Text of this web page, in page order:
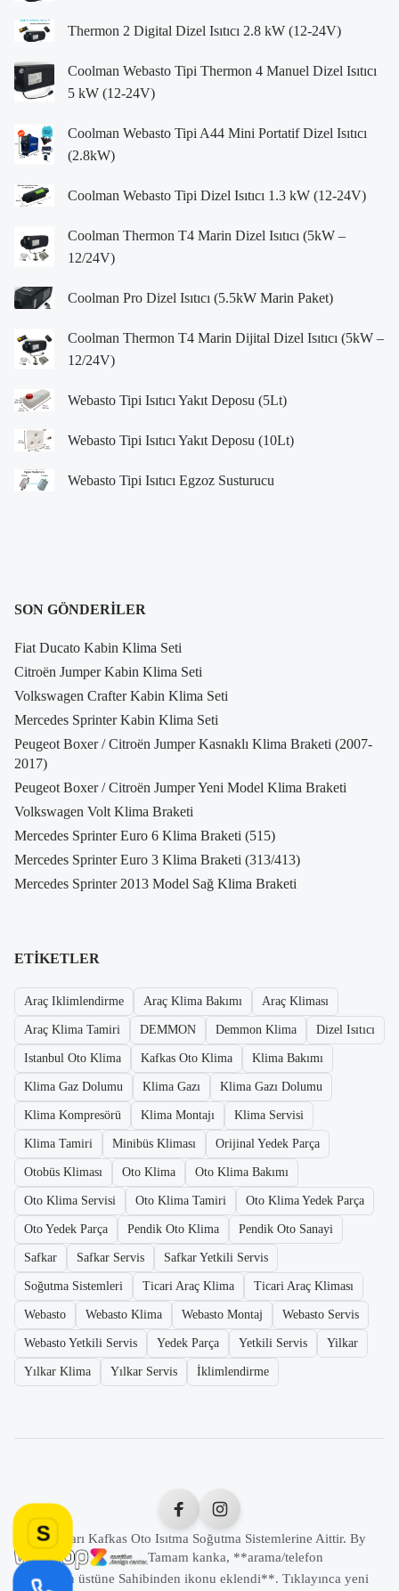
Thermon 2 Digital Dizel Isıtıcı 2.8 kW (12-24V)
Coolman Webasto Tipi Thermon 4 Manuel Dizel Isıtıcı
5 kW (12-24V)
Coolman Webasto Tipi A44 Mini Portatif Dizel Isıtıcı
(2.8kW)
Coolman Webasto Tipi Dizel Isıtıcı 1.3 kW (12-24V)
Coolman Thermon T4 Marin Dizel Isıtıcı (5kW –
12/24V)
Coolman Pro Dizel Isıtıcı (5.5kW Marin Paket)
Coolman Thermon T4 Marin Dijital Dizel Isıtıcı (5kW –
12/24V)
Webasto Tipi Isıtıcı Yakıt Deposu (5Lt)
Webasto Tipi Isıtıcı Yakıt Deposu (10Lt)
Webasto Tipi Isıtıcı Egzoz Susturucu
SON GÖNDERILER
Fiat Ducato Kabin Klima Seti
Citroën Jumper Kabin Klima Seti
Volkswagen Crafter Kabin Klima Seti
Mercedes Sprinter Kabin Klima Seti
Peugeot Boxer / Citroën Jumper Kasnaklı Klima Braketi (2007-
2017)
Peugeot Boxer / Citroën Jumper Yeni Model Klima Braketi
Volkswagen Volt Klima Braketi
Mercedes Sprinter Euro 6 Klima Braketi (515)
Mercedes Sprinter Euro 3 Klima Braketi (313/413)
Mercedes Sprinter 2013 Model Sağ Klima Braketi
ETIKETLER
Araç Iklimlendirme Araç Klima Bakımı Araç Kliması
Araç Klima Tamiri DEMMON Demmon Klima Dizel Isıtıcı
Istanbul Oto Klima Kafkas Oto Klima Klima Bakımı
Klima Gaz Dolumu Klima Gazı Klima Gazı Dolumu
Klima Kompresörü Klima Montajı Klima Servisi
Klima Tamiri Minibüs Kliması Orijinal Yedek Parça
Otobüs Kliması Oto Klima Oto Klima Bakımı
Oto Klima Servisi Oto Klima Tamiri Oto Klima Yedek Parça
Oto Yedek Parça Pendik Oto Klima Pendik Oto Sanayi
Safkar Safkar Servis Safkar Yetkili Servis
Soğutma Sistemleri Ticari Araç Klima Ticari Araç Kliması
Webasto Webasto Klima Webasto Montaj Webasto Servis
Webasto Yetkili Servis Yedek Parça Yetkili Servis Yilkar
Yılkar Klima Yılkar Servis İklimlendirme
Tüm Hakları Kafkas Oto Isıtma Soğutma Sistemlerine Aittir. By
Tamam kanka, **arama/telefon
butonunun üstüne Sahibinden ikonu eklendi**. Tıklayınca yeni
S